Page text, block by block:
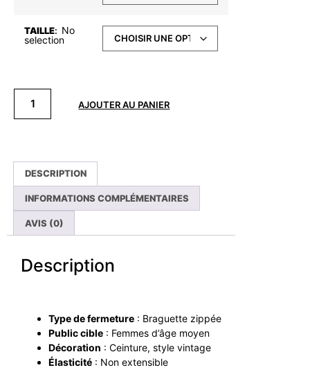
TAILLE: No
selection
AJOUTER AU PANIER
DESCRIPTION
INFORMATIONS COMPLÉMENTAIRES
AVIS (0)
Description
Type de fermeture : Braguette zippée
Public cible : Femmes d’âge moyen
Décoration : Ceinture, style vintage
Élasticité : Non extensible